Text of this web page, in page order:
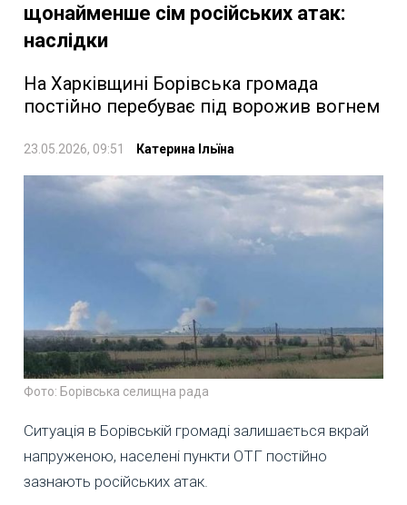
щонайменше сім російських атак:
наслідки
На Харківщині Борівська громада
постійно перебуває під ворожив вогнем
23.05.2026, 09:51 Катерина Ільїна
Фото: Борівська селищна рада
Ситуація в Борівській громаді залишається вкрай
напруженою, населені пункти ОТГ постійно
зазнають російських атак.